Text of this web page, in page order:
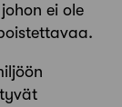
ei ole